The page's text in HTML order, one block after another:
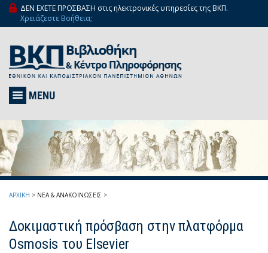
ΔΕΝ ΕΧΕΤΕ ΠΡΟΣΒΑΣΗ στις ηλεκτρονικές υπηρεσίες της ΒΚΠ.
Χρειάζεστε Βοήθεια;
MENU
ΑΡΧΙΚΗ > ΝΕΑ & ΑΝΑΚΟΙΝΩΣΕΙΣ >
Δοκιμαστική πρόσβαση στην πλατφόρμα
Osmosis του Elsevier